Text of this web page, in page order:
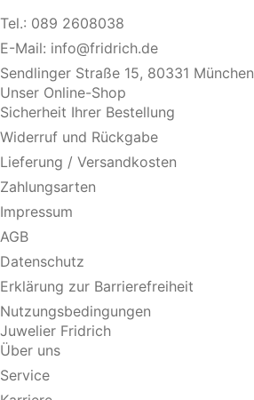
Tel.: 089 2608038
E-Mail: info@fridrich.de
Sendlinger Straße 15, 80331 München
Unser Online-Shop
Sicherheit Ihrer Bestellung
Widerruf und Rückgabe
Lieferung / Versandkosten
Zahlungsarten
Impressum
AGB
Datenschutz
Erklärung zur Barrierefreiheit
Nutzungsbedingungen
Juwelier Fridrich
Über uns
Service